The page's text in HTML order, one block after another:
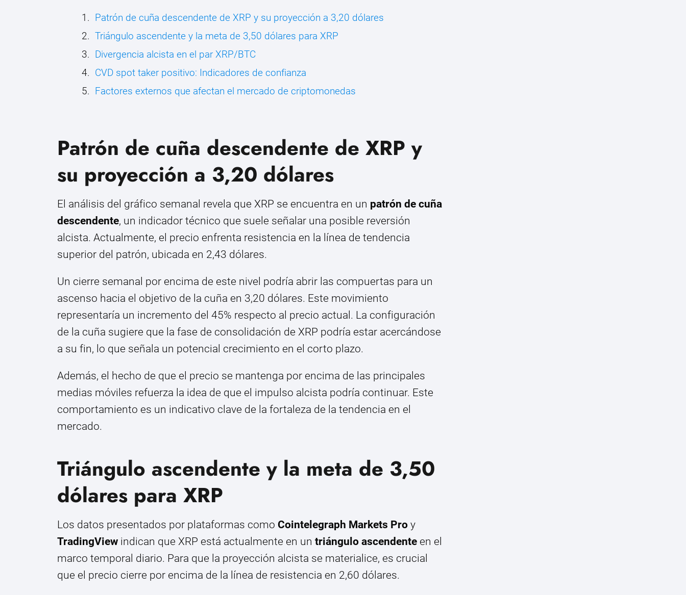
Patrón de cuña descendente de XRP y su proyección a 3,20 dólares
Triángulo ascendente y la meta de 3,50 dólares para XRP
Divergencia alcista en el par XRP/BTC
CVD spot taker positivo: Indicadores de confianza
Factores externos que afectan el mercado de criptomonedas
Patrón de cuña descendente de XRP y
su proyección a 3,20 dólares
El análisis del gráfico semanal revela que XRP se encuentra en un patrón de cuña
descendente, un indicador técnico que suele señalar una posible reversión
alcista. Actualmente, el precio enfrenta resistencia en la línea de tendencia
superior del patrón, ubicada en 2,43 dólares.
Un cierre semanal por encima de este nivel podría abrir las compuertas para un
ascenso hacia el objetivo de la cuña en 3,20 dólares. Este movimiento
representaría un incremento del 45% respecto al precio actual. La configuración
de la cuña sugiere que la fase de consolidación de XRP podría estar acercándose
a su fin, lo que señala un potencial crecimiento en el corto plazo.
Además, el hecho de que el precio se mantenga por encima de las principales
medias móviles refuerza la idea de que el impulso alcista podría continuar. Este
comportamiento es un indicativo clave de la fortaleza de la tendencia en el
mercado.
Triángulo ascendente y la meta de 3,50
dólares para XRP
Los datos presentados por plataformas como Cointelegraph Markets Pro y
TradingView indican que XRP está actualmente en un triángulo ascendente en el
marco temporal diario. Para que la proyección alcista se materialice, es crucial
que el precio cierre por encima de la línea de resistencia en 2,60 dólares.